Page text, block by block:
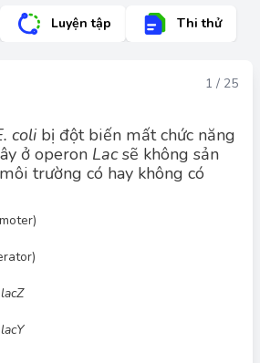
Luyện tập Thi thử
1 / 25
colibị đột biến mất chức năng
ở operon Lacsẽ không sản
trường có hay không có
lacZ
lacY
mà RNA polymerase bám vào để khởi
không thể bám vào, dẫn đến không có
có enzyme nào được sản xuất, dù